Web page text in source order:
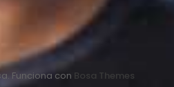
Funciona con Bosa Themes